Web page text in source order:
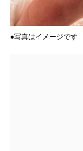
●写真はイメージです